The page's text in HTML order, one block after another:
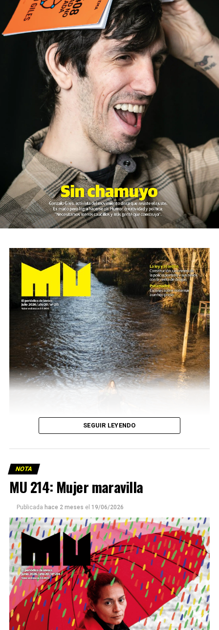
Este número 215 de MU ☝️viene con doble tapa, que
podría ser una frase:
Sin chamuyo, a remarla.
Descargar la Mu en PDF
SEGUIR LEYENDO
NOTA
MU 214: Mujer maravilla
Publicada hace 2 meses el 19/06/2026